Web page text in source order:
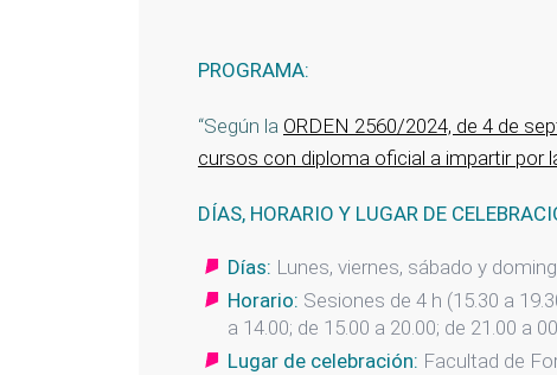
PROGRAMA:
“Según la ORDEN 2560/2024, de 4 de
cursos con diploma oficial a impartir por
DÍAS, HORARIO Y LUGAR DE
Días: Lunes, viernes, sábado y
Horario: Sesiones de 4 h (15.30 a
a 14.00; de 15.00 a 20.00; de 21.00 a
Lugar de celebración: Facultad de